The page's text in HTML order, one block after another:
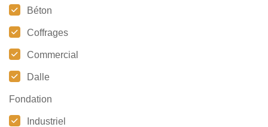
Béton
Coffrages
Commercial
Dalle
Fondation
Industriel